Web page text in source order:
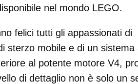
nel mondo LEGO.
felici tutti gli appassionati di
sterzo mobile e di un sistema
al potente motore V4,
di dettaglio non è solo un